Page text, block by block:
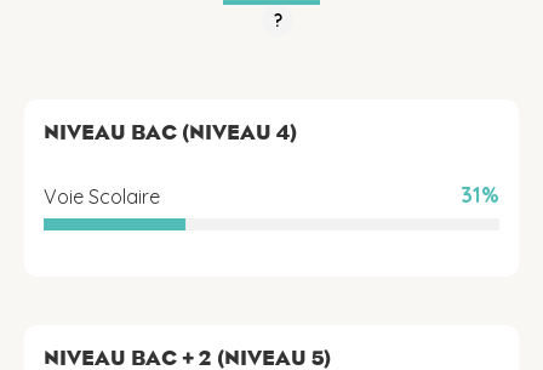
?
NIVEAU BAC (NIVEAU 4)
Voie Scolaire 31%
NIVEAU BAC + 2 (NIVEAU 5)